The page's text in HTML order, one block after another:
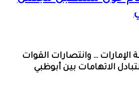
الإمارات … وانتصارات القوات
الاتهامات بين أبوظبي